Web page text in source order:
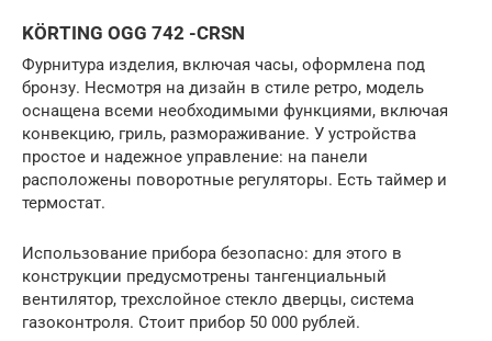
KÖRTING OGG 742 -СRSN
Фурнитура изделия, включая часы, оформлена под
бронзу. Несмотря на дизайн в стиле ретро, модель
оснащена всеми необходимыми функциями, включая
конвекцию, гриль, размораживание. У устройства
простое и надежное управление: на панели
расположены поворотные регуляторы. Есть таймер и
термостат.
Использование прибора безопасно: для этого в
конструкции предусмотрены тангенциальный
вентилятор, трехслойное стекло дверцы, система
газоконтроля. Стоит прибор 50 000 рублей.